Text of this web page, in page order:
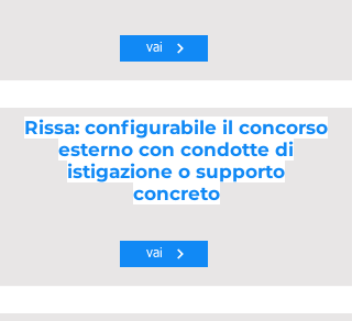
vai
Rissa: configurabile il concorso
esterno con condotte di
istigazione o supporto
concreto
vai